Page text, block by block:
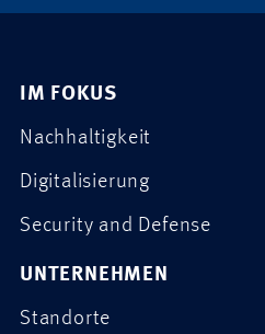
IM FOKUS
Nachhaltigkeit
Digitalisierung
Security and Defense
UNTERNEHMEN
Standorte